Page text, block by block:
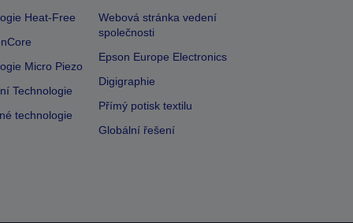
Heat-Free
Micro Piezo
Technologie
technologie
Webová stránka vedení
společnosti
Epson Europe Electronics
Digigraphie
Přímý potisk textilu
Globální řešení